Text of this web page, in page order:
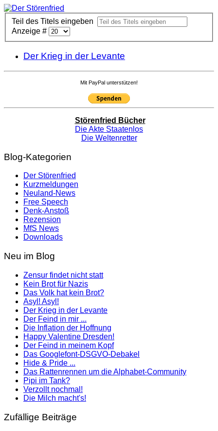
Teil des Titels eingeben
Anzeige #
Der Krieg in der Levante
Mit PayPal unterstützen!
Störenfried Bücher
Die Akte Staatenlos
Die Weltenretter
Blog-Kategorien
Der Störenfried
Kurzmeldungen
Neuland-News
Free Speech
Denk-Anstoß
Rezension
MfS News
Downloads
Neu im Blog
Zensur findet nicht statt
Kein Brot für Nazis
Das Volk hat kein Brot?
Asyl! Asyl!
Der Krieg in der Levante
Der Feind in mir ...
Die Inflation der Hoffnung
Happy Valentine Dresden!
Der Feind in meinem Kopf
Das Googlefont-DSGVO-Debakel
Hide & Pride ...
Das Rattenrennen um die Alphabet-Community
Pipi im Tank?
Verzollt nochmal!
Die Milch macht's!
Zufällige Beiträge